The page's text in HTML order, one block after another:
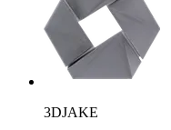
3DJAKE